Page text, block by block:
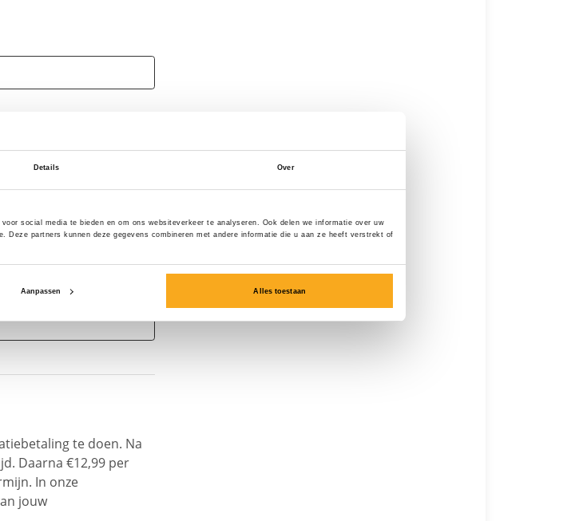
Details Over
social media te bieden en om ons websiteverkeer te analyseren. Ook delen we informatie over uw
partners kunnen deze gegevens combineren met andere informatie die u aan ze heeft verstrekt of
Aanpassen Alles toestaan
boxershort.
te doen. Na
Daarna €12,99 per
In onze
jouw